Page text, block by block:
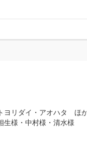
ヨリダイ・アオハタ
様・中村様・清水様